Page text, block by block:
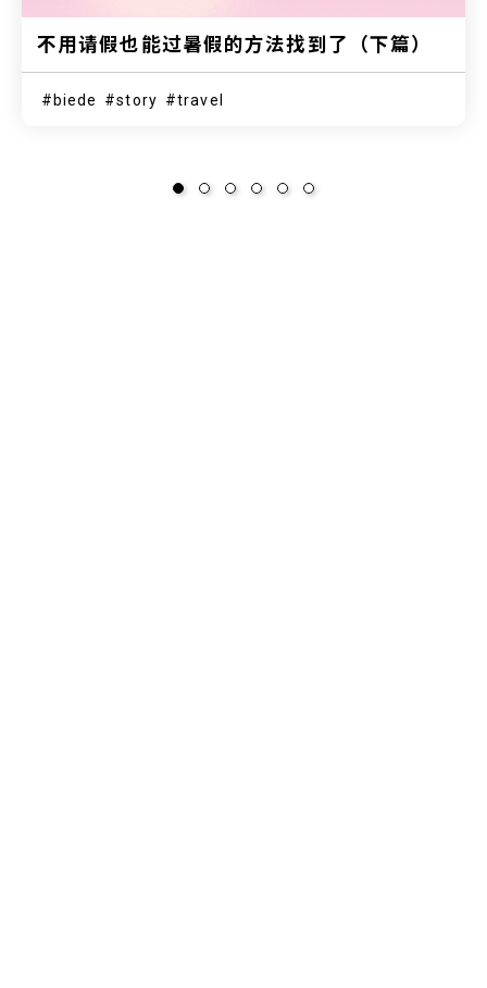
不用请假也能过暑假的方法找到了（下篇）
biede story travel